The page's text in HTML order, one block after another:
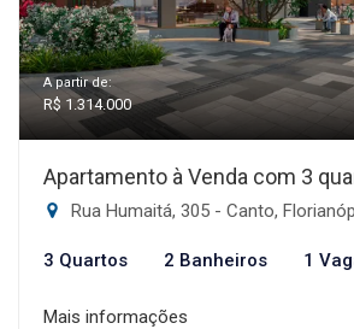
A partir de:
R$ 1.314.000
Apartamento à Venda com 3
Rua Humaitá, 305 - Canto,
3 Quartos 2 Banheiros 1
Mais informações